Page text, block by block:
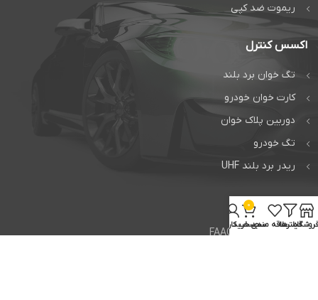
ریموت ضد کپی
اکسس کنترل
تگ خوان برد بلند
کارت خوان خودرو
دوربین پلاک خوان
تگ خودرو
ریدر برد بلند UHF
خدمات
تعمیر جک فک FAAC
فروشگاهفیلترهاعلاقه مندی
0
سبد خرید
حساب کاربری من